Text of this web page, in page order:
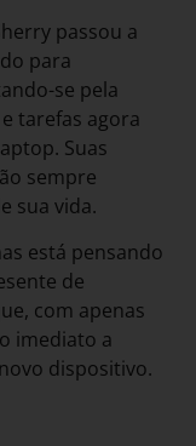
passou a
para
se pela
tarefas agora
Suas
sempre
sua vida.
está pensando
de
com apenas
imediato a
dispositivo.